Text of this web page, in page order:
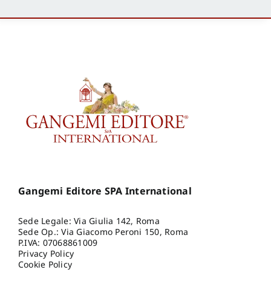
Gangemi Editore SPA International
Sede Legale: Via Giulia 142, Roma
Sede Op.: Via Giacomo Peroni 150, Roma
P.IVA: 07068861009
Privacy Policy
Cookie Policy